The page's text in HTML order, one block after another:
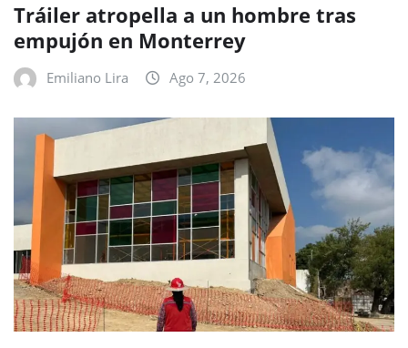
Tráiler atropella a un hombre tras
empujón en Monterrey
Emiliano Lira Ago 7, 2026